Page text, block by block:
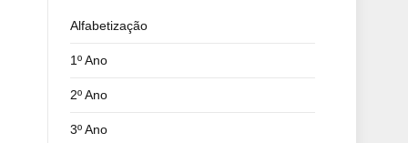
Alfabetização
1º Ano
2º Ano
3º Ano